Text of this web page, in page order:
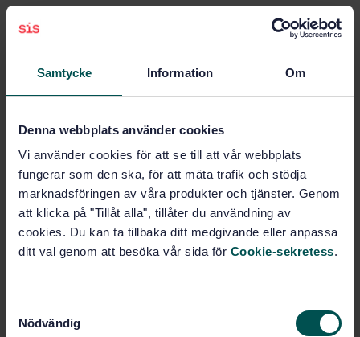
Samtycke Information Om
Denna webbplats använder cookies
Vi använder cookies för att se till att vår webbplats
fungerar som den ska, för att mäta trafik och stödja
marknadsföringen av våra produkter och tjänster. Genom
att klicka på "Tillåt alla", tillåter du användning av
cookies. Du kan ta tillbaka ditt medgivande eller anpassa
ditt val genom att besöka vår sida för Cookie-sekretess.
Nödvändig
Buy this standard
STANDARD
Railway applications — Rolling stock maintenance
— Vocabulary (ISO 9879:2024, IDT)
Subscribe on standards - Read more
Price:
PDF
Add to cart